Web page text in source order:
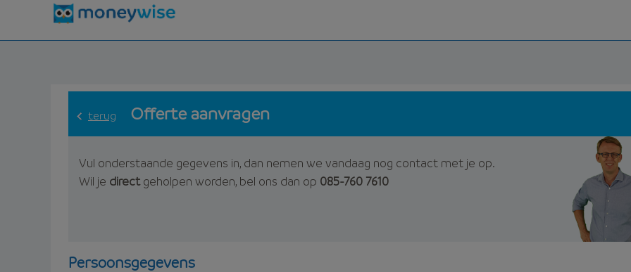
terug Offerte aanvragen
Vul onderstaande gegevens in, dan nemen we vandaag nog contact met je op.
Wil je directgeholpen worden, bel ons dan op 085-760 7610
Persoonsgegevens